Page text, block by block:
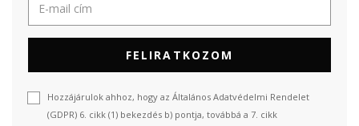
FELIRATKOZOM
Hozzájárulok ahhoz, hogy az Általános Adatvédelmi Rendelet
(GDPR) 6. cikk (1) bekezdés b) pontja, továbbá a 7. cikk